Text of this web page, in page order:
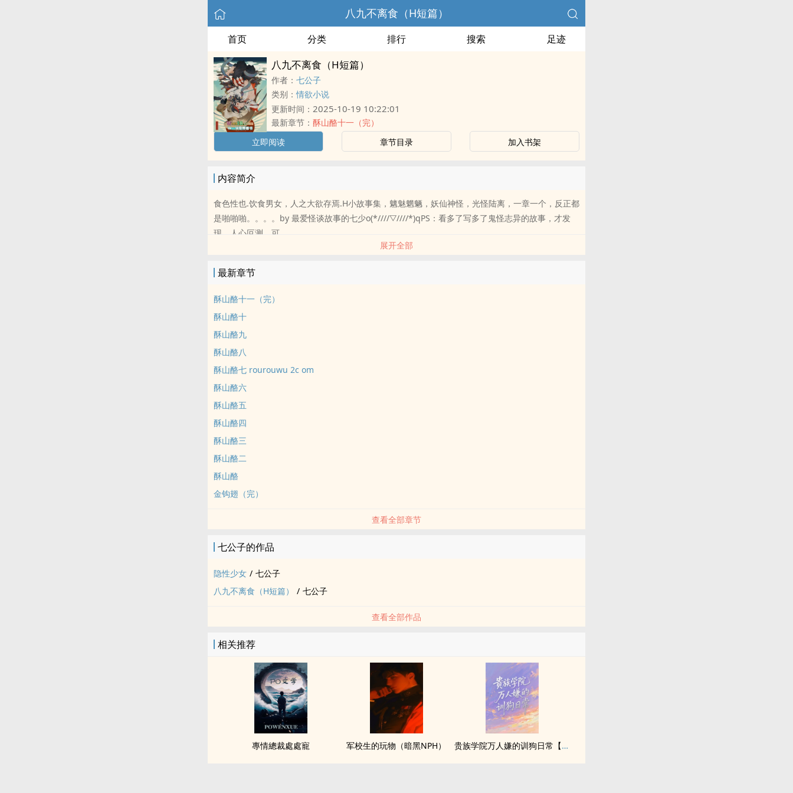
八九不离食（H短篇）
首页 分类 排行 搜索 足迹
八九不离食（H短篇）
作者： 七公子
类别：情欲小说
更新时间： 2025-10-19 10:22:01
最新章节： 酥山酪十一（完）
立即阅读
章节目录 加入书架
内容简介
食色性也.饮食男女，人之大欲存焉.H小故事集，魑魅魍魉，妖仙神怪，光怪陆离，一章一个，反正都
是啪啪啪。。。。by 最爱怪谈故事的七少o(*////▽////*)qPS：看多了写多了鬼怪志异的故事，才发
现，人心叵测，可..
展开全部
最新章节
酥山酪十一（完）
酥山酪十
酥山酪九
酥山酪八
酥山酪七 rourouwu 2c om
酥山酪六
酥山酪五
酥山酪四
酥山酪三
酥山酪二
酥山酪
金钩翅（完）
查看全部章节
七公子的作品
隐性少女 / 七公子
八九不离食（H短篇）
/ 七公子
查看全部作品
相关推荐
專情總裁處處寵 军校生的玩物（暗黑NPH） 贵族学院万人嫌的训狗日常【NP】